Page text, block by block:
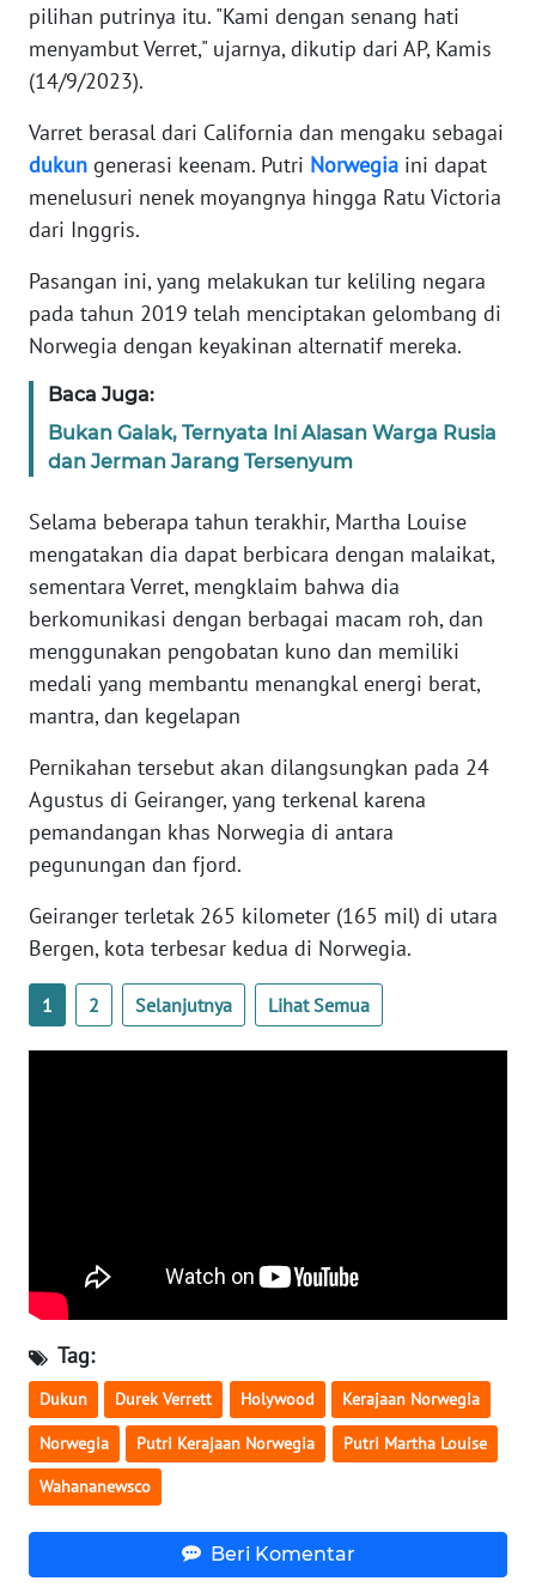
pilihan putrinya itu. "Kami dengan senang hati
menyambut Verret," ujarnya, dikutip dari AP, Kamis
(14/9/2023).
Varret berasal dari California dan mengaku sebagai
dukun generasi keenam. Putri Norwegia ini dapat
menelusuri nenek moyangnya hingga Ratu Victoria
dari Inggris.
Pasangan ini, yang melakukan tur keliling negara
pada tahun 2019 telah menciptakan gelombang di
Norwegia dengan keyakinan alternatif mereka.
Baca Juga:
Bukan Galak, Ternyata Ini Alasan Warga Rusia
dan Jerman Jarang Tersenyum
Selama beberapa tahun terakhir, Martha Louise
mengatakan dia dapat berbicara dengan malaikat,
sementara Verret, mengklaim bahwa dia
berkomunikasi dengan berbagai macam roh, dan
menggunakan pengobatan kuno dan memiliki
medali yang membantu menangkal energi berat,
mantra, dan kegelapan
Pernikahan tersebut akan dilangsungkan pada 24
Agustus di Geiranger, yang terkenal karena
pemandangan khas Norwegia di antara
pegunungan dan fjord.
Geiranger terletak 265 kilometer (165 mil) di utara
Bergen, kota terbesar kedua di Norwegia.
1 2 Selanjutnya Lihat Semua
Tag:
Dukun Durek Verrett Holywood Kerajaan Norwegia
Norwegia Putri Kerajaan Norwegia Putri Martha Louise
Wahananewsco
Beri Komentar
TENTANG
KAMI
PEDOMAN
MEDIA
REDAKSI
KARIR
Wahana
Regional
WN
SUMUT
JAKARTA
WN
WN
BANTEN
NTT
WN
KEPRI
RIAU
WN
SERAMBI
WN
JAMBI